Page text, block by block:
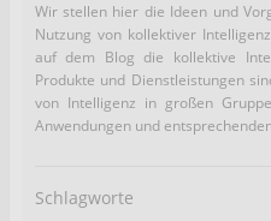
Wir stellen hier die Ideen und
Nutzung von kollektiver
auf dem Blog die kollektive
Produkte und Dienstleistungen
von Intelligenz in großen
Anwendungen und
Schlagworte